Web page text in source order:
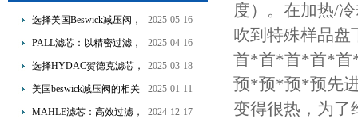
选择美国Beswick减压阀，
提升流体系统效率
2025-05-16
PALL滤芯：以精密过滤，
为工业流体筑起“隐形安全
2025-04-16
选择HYDAC贺德克滤芯，
享受精准过滤与稳定性能
2025-03-18
美国beswick减压阀的相关
知识
2025-01-11
MAHLE滤芯：高效过滤，
2024-12-17
度）。在加热/
吹到特殊样品盘
首*首*首*首*首
预*预*预*预先
变得很热，为了